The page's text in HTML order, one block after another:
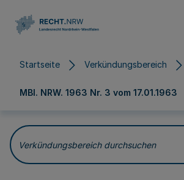
Startseite Verkündungsbereich
MBl. NRW. 1963 Nr. 3 vom 17.01.1963
Verkündungsbereich durchsuchen